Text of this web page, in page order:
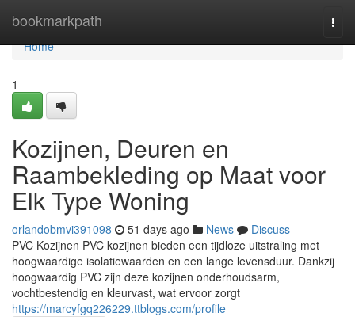
bookmarkpath
Home
Home
1
Kozijnen, Deuren en
Raambekleding op Maat voor
Elk Type Woning
orlandobmvi391098 51 days ago News
Discuss
PVC Kozijnen PVC kozijnen bieden een tijdloze uitstraling met
hoogwaardige isolatiewaarden en een lange levensduur. Dankzij
hoogwaardig PVC zijn deze kozijnen onderhoudsarm,
vochtbestendig en kleurvast, wat ervoor zorgt
https://marcyfgq226229.ttblogs.com/profile